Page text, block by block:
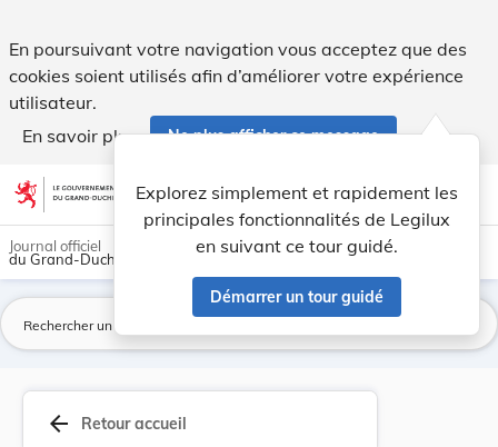
En poursuivant votre navigation vous acceptez que des
cookies soient utilisés afin d’améliorer votre expérience
utilisateur.
En savoir plus
Ne plus afficher ce message
Aller au contenu account_circle help Aide
Explorez simplement et rapidement les
principales fonctionnalités de Legilux
en suivant ce tour guidé.
Démarrer un tour guidé
light_mode dark_mode
Journal officiel
du Grand-Duché de Luxembourg
arrow_back Retour accueil